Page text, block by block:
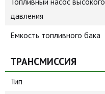
давления
Емкость топливного бака
ТРАНСМИССИЯ
Тип